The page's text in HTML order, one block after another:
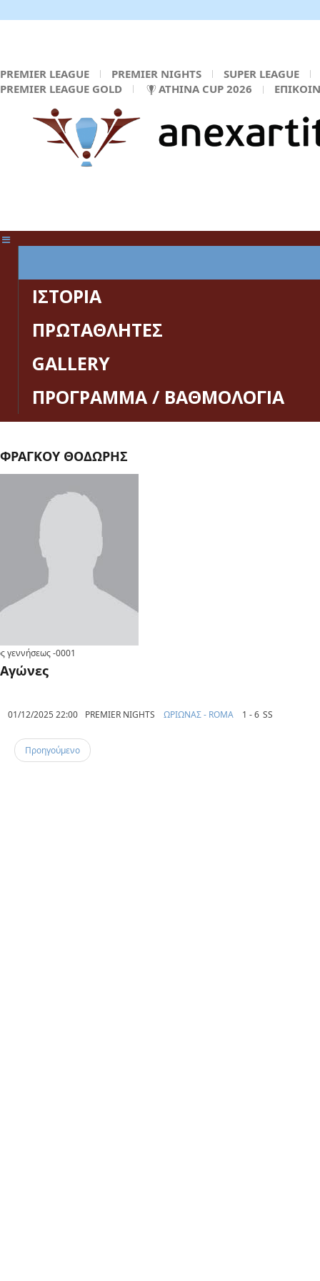
PREMIER LEAGUE PREMIER NIGHTS
SUPER LEAGUE
PREMIER LEAGUE GOLD
ATHINA CUP 2026
ΙΣΤΟΡΙΑ
ΠΡΩΤΑΘΛΗΤΕΣ
GALLERY
ΠΡΟΓΡΑΜΜΑ / ΒΑΘΜΟΛΟΓΙΑ
ΦΡΑΓΚΟΥ ΘΟΔΩΡΗΣ
γεννήσεως-0001
Αγώνες
01/12/2025 22:00 PREMIER NIGHTS ΩΡΙΩΝΑΣ - ROMA 1 - 6 SS
Προηγούμενο